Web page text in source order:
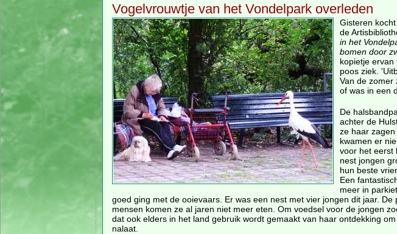
Vogelvrouwtje van het Vondelpark overleden
Gisteren
de
in het
bomen door
kopietje ervan
poos ziek.
Van de zomer
of was in een
De
achter de
ze haar
kwamen er
voor het eerst
nest jongen
hun beste
Een
meer in
goed ging met de ooievaars. Er was een nest met vier jongen dit jaar.
mensen komen ze al jaren niet meer eten. Om voedsel voor de jongen
dat ook elders in het land gebruik wordt gemaakt van haar ontdekking
nalaat.